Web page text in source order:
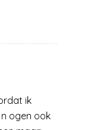
ik
ogen ook